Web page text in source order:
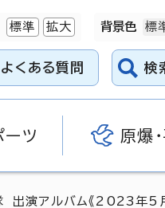
標準 拡大 背景色
よくある質問 検
ーツ 原爆
出演アルバム《2023年5